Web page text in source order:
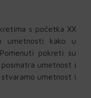
s početka XX
umetnosti kako u
pokreti su
umetnost i
umetnost i